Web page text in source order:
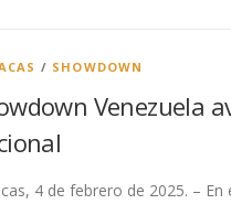
/ SHOWDOWN
Venezuela
4 de febrero de 2025. –